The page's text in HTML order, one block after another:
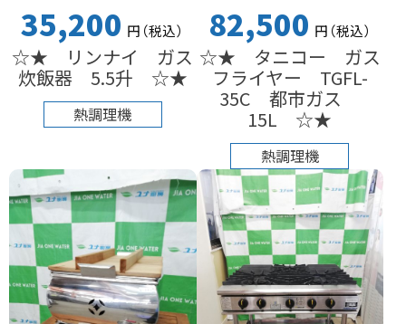
35,200 円（税込）
☆★ リンナイ ガス
炊飯器 5.5升 ☆★
熱調理機
82,500 円（税込）
☆★ タニコー ガス
フライヤー TGFL-
35C 都市ガス
15L ☆★
熱調理機